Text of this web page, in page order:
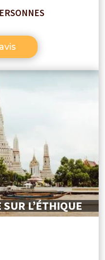
L’ÉTHIQUE
à repartir avec